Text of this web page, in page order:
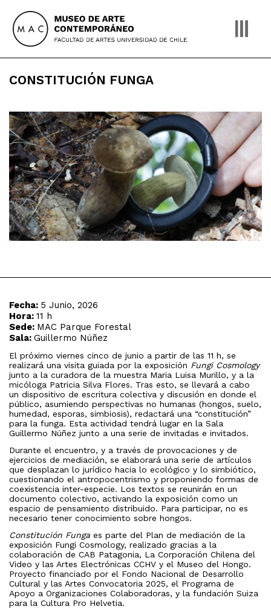
content
CONSTITUCIÓN FUNGA
Fecha: 5 Junio, 2026
Hora: 11 h
Sede: MAC Parque Forestal
Sala: Guillermo Núñez
El próximo viernes cinco de junio a partir de las 11 h, se
realizará una visita guiada por la exposición Fungi Cosmology
junto a la curadora de la muestra Maria Luisa Murillo, y a la
micóloga Patricia Silva Flores. Tras esto, se llevará a cabo
un dispositivo de escritura colectiva y discusión en donde el
público, asumiendo perspectivas no humanas (hongos, suelo,
humedad, esporas, simbiosis), redactará una “constitución”
para la funga. Esta actividad tendrá lugar en la Sala
Guillermo Núñez junto a una serie de invitadas e invitados.
Durante el encuentro, y a través de provocaciones y de
ejercicios de mediación, se elaborará una serie de artículos
que desplazan lo jurídico hacia lo ecológico y lo simbiótico,
cuestionando el antropocentrismo y proponiendo formas de
coexistencia inter-especie. Los textos se reunirán en un
documento colectivo, activando la exposición como un
espacio de pensamiento distribuido. Para participar, no es
necesario tener conocimiento sobre hongos.
Constitución Funga es parte del Plan de mediación de la
exposición Fungi Cosmology, realizado gracias a la
colaboración de CAB Patagonia, La Corporación Chilena del
Video y las Artes Electrónicas CCHV y el Museo del Hongo.
Proyecto financiado por el Fondo Nacional de Desarrollo
Cultural y las Artes Convocatoria 2025, el Programa de
Apoyo a Organizaciones Colaboradoras, y la fundación Suiza
para la Cultura Pro Helvetia.